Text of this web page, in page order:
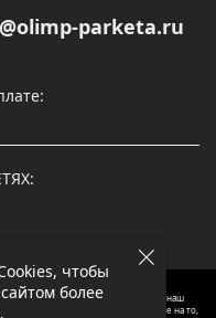
чтобы
более
parketa.ru
2012 – 2025, Москва. Обращаясь в наш
данных.
Oбращаем вaше внимaние нa то,